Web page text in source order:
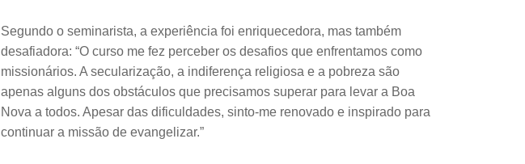
Segundo o seminarista, a experiência foi enriquecedora, mas também
desafiadora: “O curso me fez perceber os desafios que enfrentamos como
missionários. A secularização, a indiferença religiosa e a pobreza são
apenas alguns dos obstáculos que precisamos superar para levar a Boa
Nova a todos. Apesar das dificuldades, sinto-me renovado e inspirado para
continuar a missão de evangelizar.”